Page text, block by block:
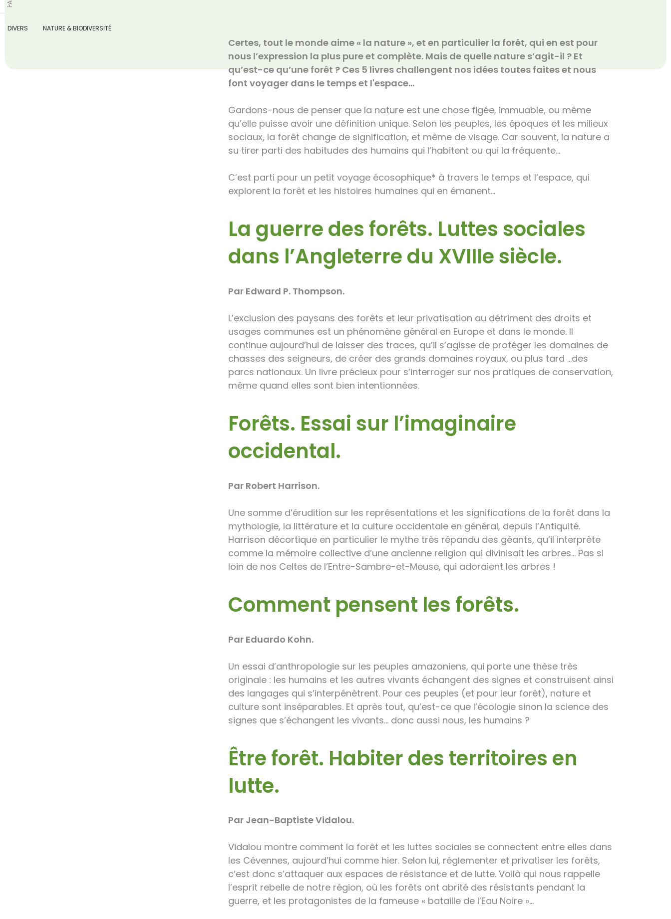
DIVERS NATURE & BIODIVERSITÉ
Certes, tout le monde aime « la nature », et en particulier la forêt, qui en est pour
nous l’expression la plus pure et complète. Mais de quelle nature s’agit-il ? Et
qu’est-ce qu’une forêt ? Ces 5 livres challengent nos idées toutes faites et nous
font voyager dans le temps et l'espace…
Gardons-nous de penser que la nature est une chose figée, immuable, ou même
qu’elle puisse avoir une définition unique. Selon les peuples, les époques et les milieux
sociaux, la forêt change de signification, et même de visage. Car souvent, la nature a
su tirer parti des habitudes des humains qui l’habitent ou qui la fréquente…
C’est parti pour un petit voyage écosophique* à travers le temps et l’espace, qui
explorent la forêt et les histoires humaines qui en émanent…
La guerre des forêts. Luttes sociales
dans l’Angleterre du XVIIIe siècle.
Par Edward P. Thompson.
L’exclusion des paysans des forêts et leur privatisation au détriment des droits et
usages communes est un phénomène général en Europe et dans le monde. Il
continue aujourd’hui de laisser des traces, qu’il s’agisse de protéger les domaines de
chasses des seigneurs, de créer des grands domaines royaux, ou plus tard …des
parcs nationaux. Un livre précieux pour s’interroger sur nos pratiques de conservation,
même quand elles sont bien intentionnées.
Forêts. Essai sur l’imaginaire
occidental.
Par Robert Harrison.
Une somme d’érudition sur les représentations et les significations de la forêt dans la
mythologie, la littérature et la culture occidentale en général, depuis l’Antiquité.
Harrison décortique en particulier le mythe très répandu des géants, qu’il interprète
comme la mémoire collective d’une ancienne religion qui divinisait les arbres… Pas si
loin de nos Celtes de l’Entre-Sambre-et-Meuse, qui adoraient les arbres !
Comment pensent les forêts.
Par Eduardo Kohn.
Un essai d’anthropologie sur les peuples amazoniens, qui porte une thèse très
originale : les humains et les autres vivants échangent des signes et construisent ainsi
des langages qui s’interpénètrent. Pour ces peuples (et pour leur forêt), nature et
culture sont inséparables. Et après tout, qu’est-ce que l’écologie sinon la science des
signes que s’échangent les vivants… donc aussi nous, les humains ?
Être forêt. Habiter des territoires en
lutte.
Par Jean-Baptiste Vidalou.
Vidalou montre comment la forêt et les luttes sociales se connectent entre elles dans
les Cévennes, aujourd’hui comme hier. Selon lui, réglementer et privatiser les forêts,
c’est donc s’attaquer aux espaces de résistance et de lutte. Voilà qui nous rappelle
l’esprit rebelle de notre région, où les forêts ont abrité des résistants pendant la
guerre, et les protagonistes de la fameuse « bataille de l’Eau Noire »…